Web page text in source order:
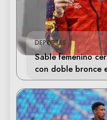
DEPORTES
Sable femenino
con doble bronce